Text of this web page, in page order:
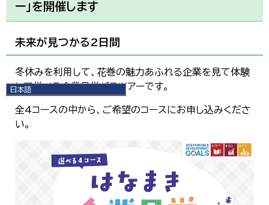
日本語
English
한국어
ー」を開催します
未来が見つかる2日間
冬休みを利用して、花巻の魅力あふれる企業を見て体験
して学べる企業見学バスツアーです。
全4コースの中から、ご希望のコースにお申し込みくださ
い。